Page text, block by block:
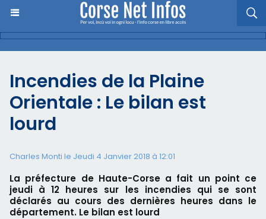
Incendies de la Plaine
Orientale : Le bilan est
lourd
Charles Monti le Jeudi 4 Janvier 2018 à 12:01
La préfecture de Haute-Corse a fait un point ce
jeudi à 12 heures sur les incendies qui se sont
déclarés au cours des dernières heures dans le
département. Le bilan est lourd